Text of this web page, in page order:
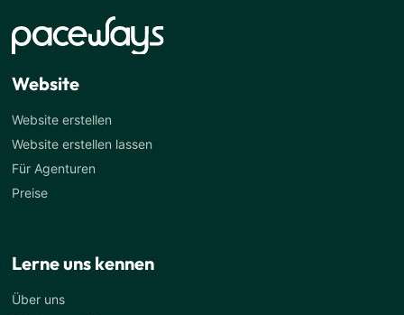
Website
Website erstellen
Website erstellen lassen
Für Agenturen
Preise
Lerne uns kennen
Über uns